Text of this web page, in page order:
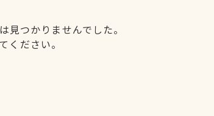
つかりませんでした。
ください。